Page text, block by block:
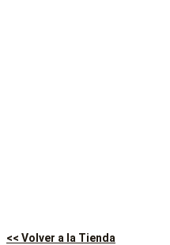
<< Volver a la Tienda